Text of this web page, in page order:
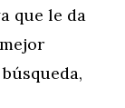
que le da